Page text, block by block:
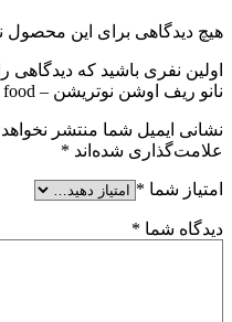
هیچ دیدگاهی برای این
اولین نفری باشید که
نانو ریف اوشن نوتریشن – nano reef fish food”
نشانی ایمیل شما منتشر
علامت‌گذاری شده‌اند *
امتیاز شما *
دیدگاه شما *